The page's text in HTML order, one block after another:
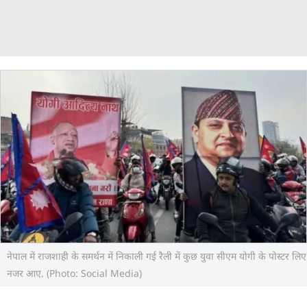
नेपाल में राजशाही के समर्थन में निकाली गई रैली में कुछ युवा सीएम योगी के पोस्टर लिए
नजर आए. (Photo: Social Media)